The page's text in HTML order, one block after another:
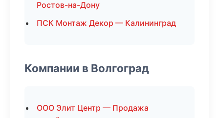
Ростов-на-Дону
ПСК Монтаж Декор — Калининград
Компании в Волгоград
ООО Элит Центр — Продажа